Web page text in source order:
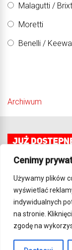
Cenimy
Używamy plików
wyświetlać
indywidualnych
na stronie.
zgodę na
Malagutti /
Moretti
Benelli /
Archiwum